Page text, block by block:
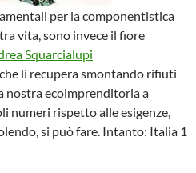
per la componentistica
vita, sono invece il fiore
Squarcialupi
li recupera smontando rifiuti
nostra ecoimprenditoria a
numeri rispetto alle esigenze,
si può fare. Intanto: Italia 1